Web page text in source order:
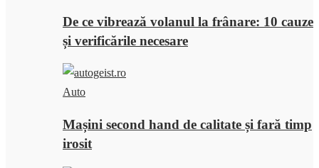
De ce vibrează volanul la frânare: 10 cauze
și verificările necesare
Auto
Mașini second hand de calitate și fară timp
irosit